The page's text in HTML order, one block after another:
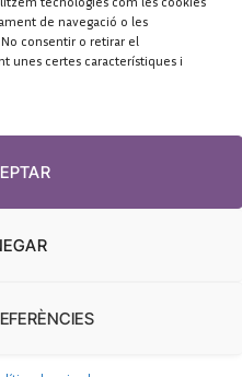
de navegació o les
consentir o retirar el
unes certes característiques i